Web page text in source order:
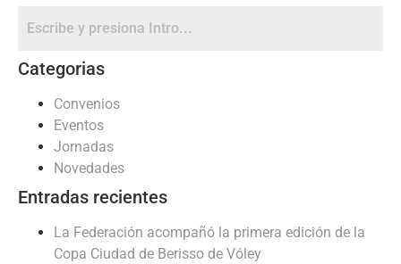
Categorias
Convenios
Eventos
Jornadas
Novedades
Entradas recientes
La Federación acompañó la primera edición de la
Copa Ciudad de Berisso de Vóley